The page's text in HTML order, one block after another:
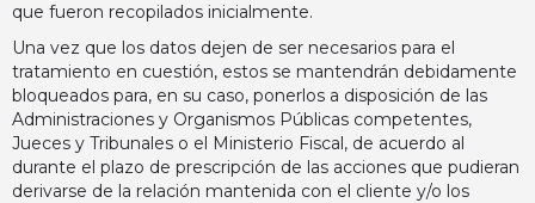
que fueron recopilados inicialmente.
Una vez que los datos dejen de ser necesarios para el
tratamiento en cuestión, estos se mantendrán debidamente
bloqueados para, en su caso, ponerlos a disposición de las
Administraciones y Organismos Públicas competentes,
Jueces y Tribunales o el Ministerio Fiscal, de acuerdo al
durante el plazo de prescripción de las acciones que pudieran
derivarse de la relación mantenida con el cliente y/o los